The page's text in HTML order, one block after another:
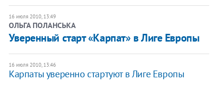
16 июля 2010, 13:49
ОЛЬГА ПОЛАНСЬКА
Уверенный старт «Карпат» в Лиге Европы
16 июля 2010, 13:46
Карпаты уверенно стартуют в Лиге Европы